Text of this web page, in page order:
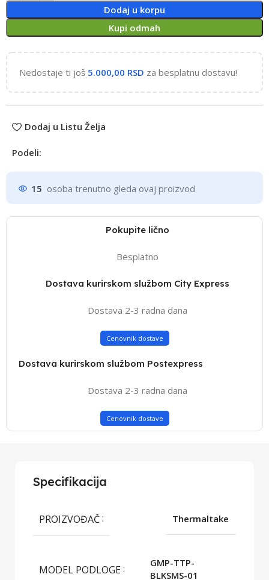
Dodaj u korpu
Kupi odmah
Nedostaje ti još 5.000,00 RSD za besplatnu dostavu!
Dodaj u Listu Želja
Podeli:
15 osoba trenutno gleda ovaj proizvod
Pokupite lično
Besplatno
Dostava kurirskom službom City Express
Dostava 2-3 radna dana
Cenovnik dostave
Dostava kurirskom službom Postexpress
Dostava 2-3 radna dana
Cenovnik dostave
Specifikacija
PROIZVOĐAČ Thermaltake
MODEL PODLOGE
GMP-TTP-
BLKSMS-01